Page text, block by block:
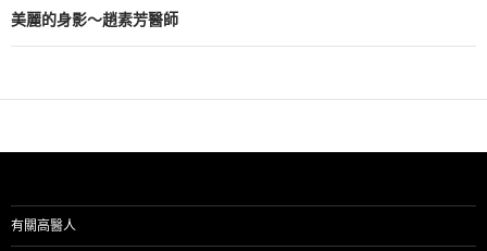
覽
美麗的身影～趙素芳醫師
有關高醫人